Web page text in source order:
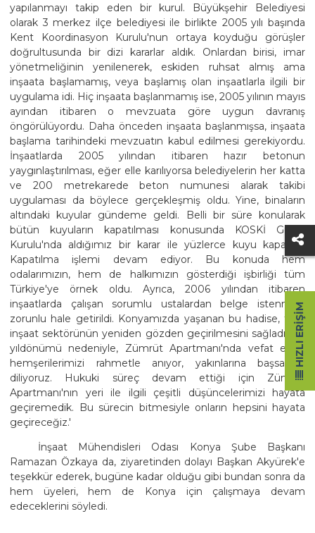
yapılanmayı takip eden bir kurul. Büyükşehir Belediyesi
olarak 3 merkez ilçe belediyesi ile birlikte 2005 yılı başında
Kent Koordinasyon Kurulu'nun ortaya koyduğu görüşler
doğrultusunda bir dizi kararlar aldık. Onlardan birisi, imar
yönetmeliğinin yenilenerek, eskiden ruhsat almış ama
inşaata başlamamış, veya başlamış olan inşaatlarla ilgili bir
uygulama idi. Hiç inşaata başlanmamış ise, 2005 yılının mayıs
ayından itibaren o mevzuata göre uygun davranış
öngörülüyordu. Daha önceden inşaata başlanmışsa, inşaata
başlama tarihindeki mevzuatın kabul edilmesi gerekiyordu.
İnşaatlarda 2005 yılından itibaren hazır betonun
yaygınlaştırılması, eğer elle karılıyorsa belediyelerin her katta
ve 200 metrekarede beton numunesi alarak takibi
uygulaması da böylece gerçekleşmiş oldu. Yine, binaların
altındaki kuyular gündeme geldi. Belli bir süre konularak
bütün kuyuların kapatılması konusunda KOSKİ Genel
Kurulu'nda aldığımız bir karar ile yüzlerce kuyu kapatıldı.
Kapatılma işlemi devam ediyor. Bu konuda hem
odalarımızın, hem de halkımızın gösterdiği işbirliği tüm
Türkiye'ye örnek oldu. Ayrıca, 2006 yılından itibaren
inşaatlarda çalışan sorumlu ustalardan belge istenmesi
zorunlu hale getirildi. Konyamızda yaşanan bu hadise, tüm
inşaat sektörünün yeniden gözden geçirilmesini sağladı. Bu
yıldönümü nedeniyle, Zümrüt Apartmanı'nda vefat eden
hemşerilerimizi rahmetle anıyor, yakınlarına başsağlığı
diliyoruz. Hukuki süreç devam ettiği için Zümrüt
Apartmanı'nın yeri ile ilgili çeşitli düşüncelerimizi hayata
geçiremedik. Bu sürecin bitmesiyle onların hepsini hayata
geçireceğiz.'
İnşaat Mühendisleri Odası Konya Şube Başkanı
Ramazan Özkaya da, ziyaretinden dolayı Başkan Akyürek'e
teşekkür ederek, bugüne kadar olduğu gibi bundan sonra da
hem üyeleri, hem de Konya için çalışmaya devam
edeceklerini söyledi.
HIZLI ERIŞIM